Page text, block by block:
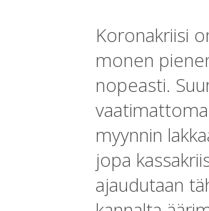
Koronakriisi
monen
nopeasti.
myynnin
jopa
ajaudutaan